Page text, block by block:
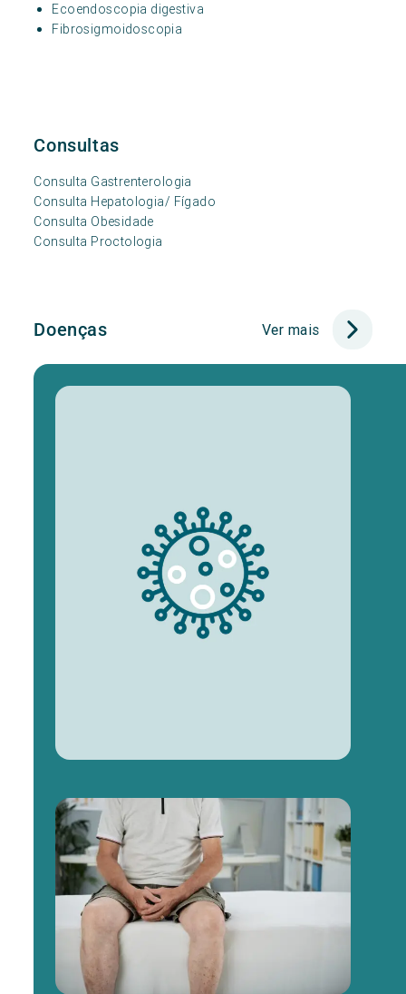
Ecoendoscopia digestiva
Fibrosigmoidoscopia
Consultas
Consulta Gastrenterologia
Consulta Hepatologia/ Fígado
Consulta Obesidade
Consulta Proctologia
Doenças Ver mais